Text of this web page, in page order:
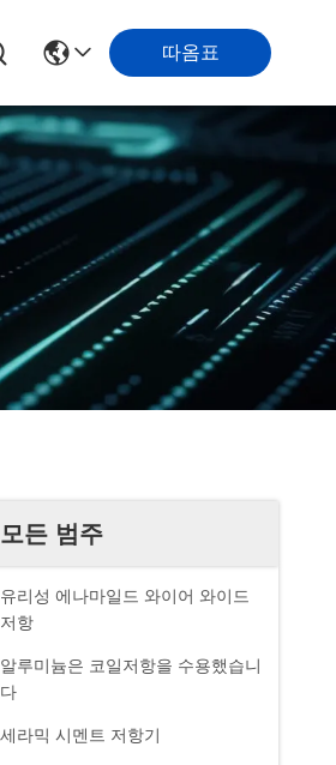
따옴표
모든 범주
유리성 에나마일드 와이어 와이드
저항
알루미늄은 코일저항을 수용했습니
다
세라믹 시멘트 저항기